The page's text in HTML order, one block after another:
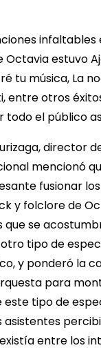
infaltables
estuvo
tu música, La
entre otros
todo el público
director
mencionó
fusionar
y folclore de
que se
tipo de
y ponderó la
para
tipo de
asistentes
entre los